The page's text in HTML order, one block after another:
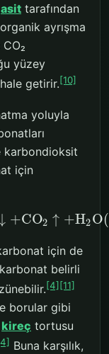
asit tarafından
ayrışma
yüzey
getirir.[10]
yoluyla
karbondioksit
için
+CO2 ↑ +H2O(
için de
belirli
[4] [11]
ve borular gibi
kireç tortusu
Buna karşılık,